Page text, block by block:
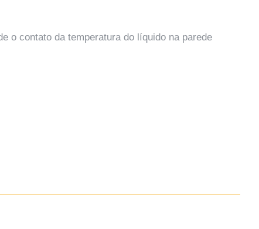
o contato da temperatura do líquido na parede